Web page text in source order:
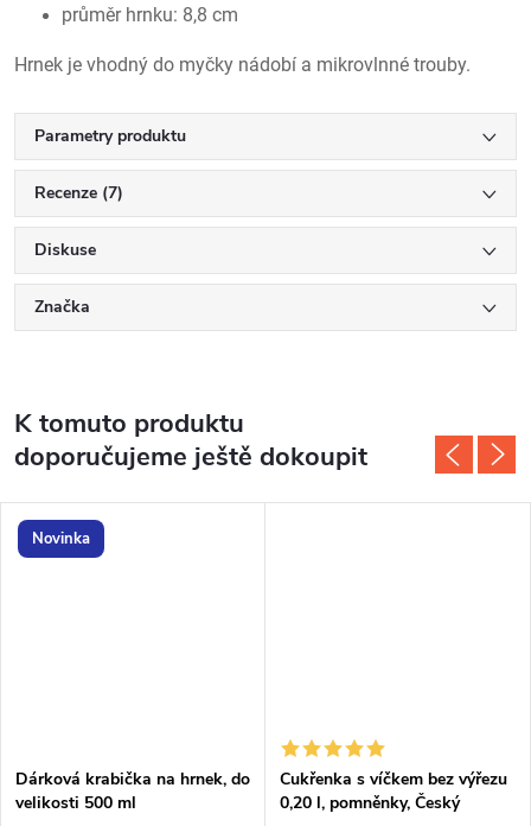
průměr hrnku: 8,8 cm
Hrnek je vhodný do myčky nádobí a mikrovlnné trouby.
Parametry produktu
Recenze (7)
Diskuse
Značka
K tomuto produktu
doporučujeme ještě dokoupit
Novinka
Dárková krabička na hrnek, do
velikosti 500 ml
Cukřenka s víčkem bez výřezu
0,20 l, pomněnky, Český